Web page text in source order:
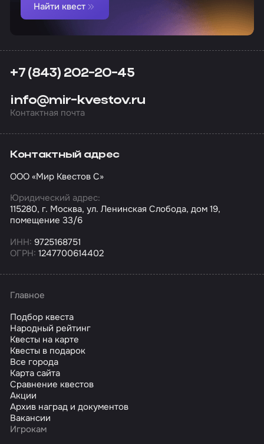
Найти квест
+7 (843) 202-20-45
info@mir-kvestov.ru
Контактная почта
Контактный адрес
ООО «Мир Квестов С»
Юридический адрес:
115280, г. Москва, ул. Ленинская Слобода, дом 19,
помещение 33/6
ИНН: 9725168751
ОГРН: 1247700614402
Главное
Подбор квеста
Народный рейтинг
Квесты на карте
Квесты в подарок
Все города
Карта сайта
Сравнение квестов
Акции
Архив наград и документов
Вакансии
Игрокам